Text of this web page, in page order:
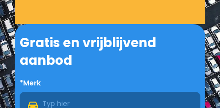
Gratis en vrijblijvend
aanbod
*Merk